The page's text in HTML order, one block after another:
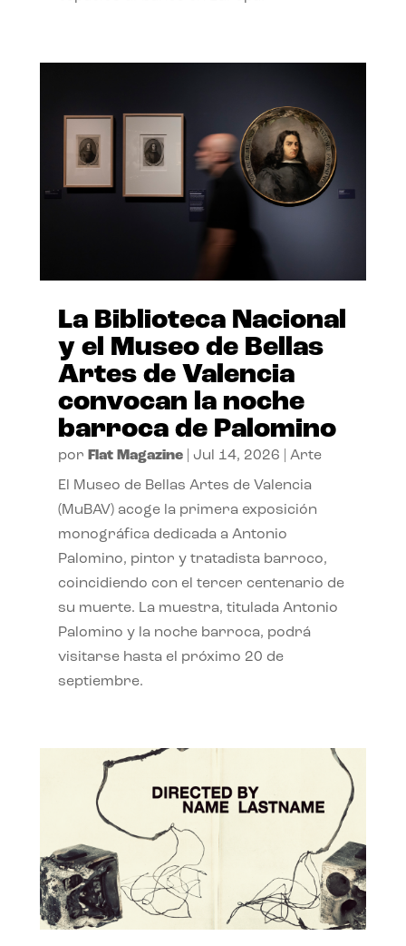
La Biblioteca Nacional
y el Museo de Bellas
Artes de Valencia
convocan la noche
barroca de Palomino
por Flat Magazine| Jul 14, 2026 Arte
El Museo de Bellas Artes de Valencia
(MuBAV) acoge la primera exposición
monográfica dedicada a Antonio
Palomino, pintor y tratadista barroco,
coincidiendo con el tercer centenario de
su muerte. La muestra, titulada Antonio
Palomino y la noche barroca, podrá
visitarse hasta el próximo 20 de
septiembre.